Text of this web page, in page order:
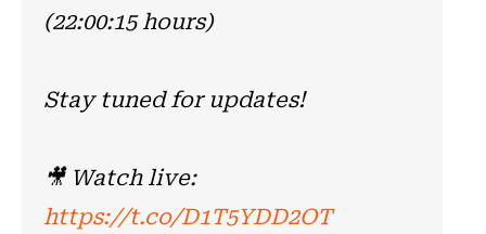
(22:00:15 hours)
Stay tuned for updates!
🎥 Watch live:
https://t.co/D1T5YDD2OT